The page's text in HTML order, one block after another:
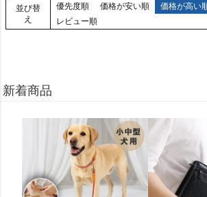
並び替
え
優先度順 価格が安い順 価格が高い
レビュー順
新着商品